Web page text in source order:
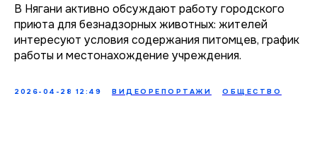
В Нягани активно обсуждают работу городского
приюта для безнадзорных животных: жителей
интересуют условия содержания питомцев, график
работы и местонахождение учреждения.
2026-04-28 12:49 ВИДЕОРЕПОРТАЖИ ОБЩЕСТВО